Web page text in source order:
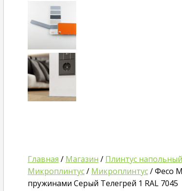
Главная / Магазин / Плинтус напольный
Микроплинтус/ Микроплинтус/ Фесо
пружинами Серый Телегрей 1 RAL 7045